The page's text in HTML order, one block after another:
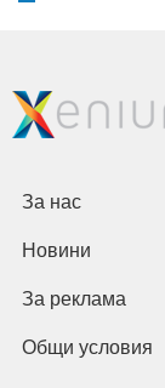
За нас
Новини
За реклама
Общи условия